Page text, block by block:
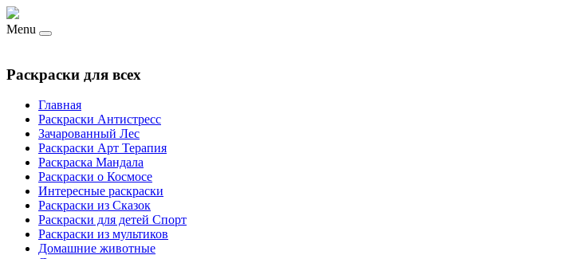
Menu
Раскраски для всех
Главная
Раскраски Антистресс
Зачарованный Лес
Раскраски Арт Терапия
Раскраска Мандала
Раскраски о Космосе
Интересные раскраски
Раскраски из Сказок
Раскраски для детей Спорт
Раскраски из мультиков
Домашние животные